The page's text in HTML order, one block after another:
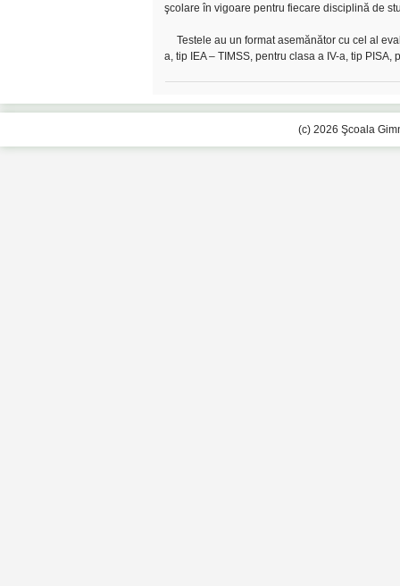
şcolare în vigoare pentru fiecare disciplină de
Testele au un format asemănător cu cel al
a, tip IEA – TIMSS, pentru clasa a IV-a, tip PISA,
(c) 2026 Şcoala